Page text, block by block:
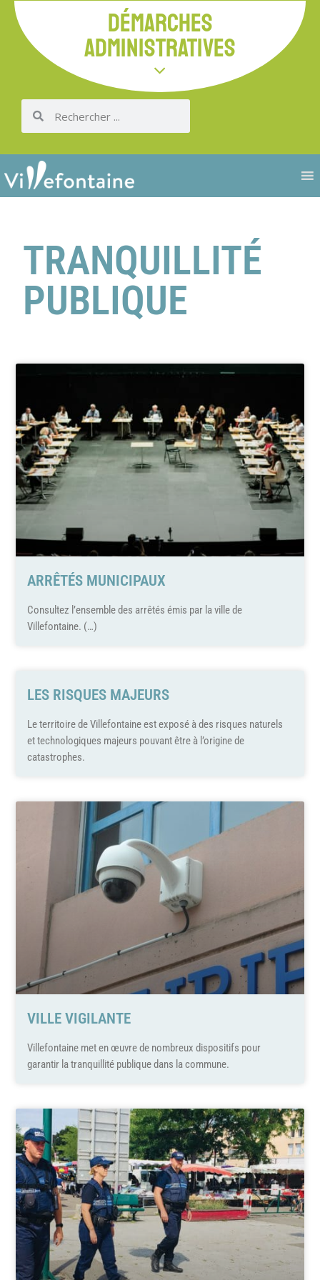
DÉMARCHES
ADMINISTRATIVES
TRANQUILLITÉ
PUBLIQUE
ARRÊTÉS MUNICIPAUX
Consultez l’ensemble des arrêtés émis par la ville de
Villefontaine. (…)
LES RISQUES MAJEURS
Le territoire de Villefontaine est exposé à des risques naturels
et technologiques majeurs pouvant être à l’origine de
catastrophes.
VILLE VIGILANTE
Villefontaine met en œuvre de nombreux dispositifs pour
garantir la tranquillité publique dans la commune.